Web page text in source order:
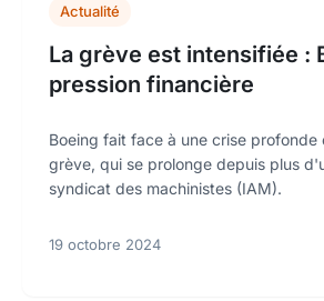
Actualité
La grève est intensifiée :
pression financière
Boeing fait face à une crise profonde
grève, qui se prolonge depuis plus
syndicat des machinistes (IAM).
19 octobre 2024